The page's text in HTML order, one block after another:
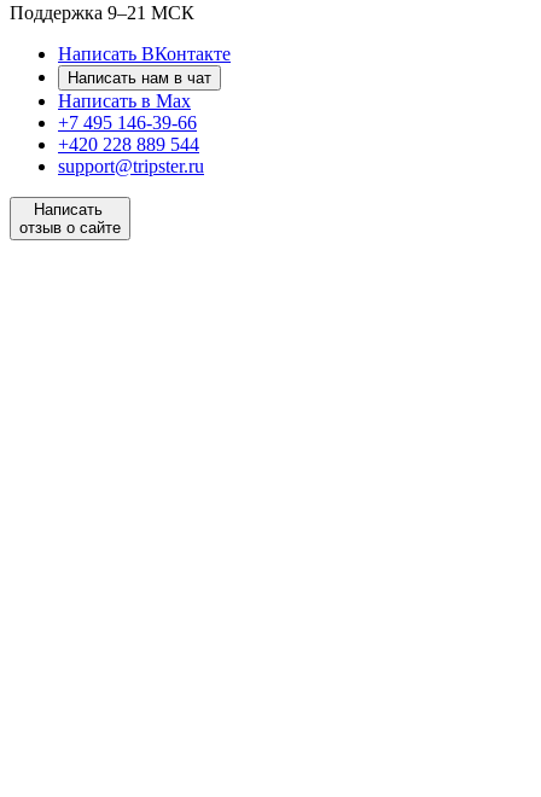
Поддержка 9–21 МСК
Написать ВКонтакте
Написать нам в чат
Написать в Max
+7 495 146-39-66
+420 228 889 544
support@tripster.ru
Написать
отзыв о сайте